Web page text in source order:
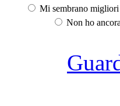
Mi sembrano
Non ho